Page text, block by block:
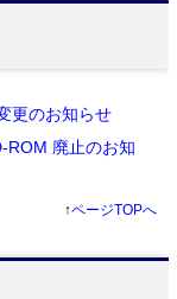
更のお知らせ
ROM 廃止のお知
↑ページTOPへ